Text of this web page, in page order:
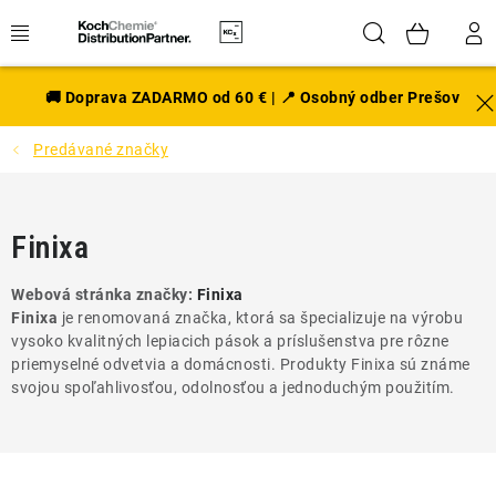
na
Hľadať
EXTERIÉR
DISKY A PNEU
VÔNE DO AUTA
VÝHODNÉ SADY
🚚 Doprava ZADARMO od 60 € | 📍 Osobný odber Prešov
Predávané značky
Finixa
Webová stránka značky: Finixa
Finixa je renomovaná značka, ktorá sa špecializuje na výrobu
vysoko kvalitných lepiacich pások a príslušenstva pre rôzne
priemyselné odvetvia a domácnosti. Produkty Finixa sú známe
svojou spoľahlivosťou, odolnosťou a jednoduchým použitím.